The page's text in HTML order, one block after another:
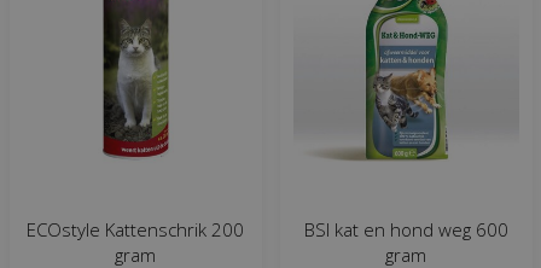
ECOstyle Kattenschrik 200
gram
BSI kat en hond weg 600
gram